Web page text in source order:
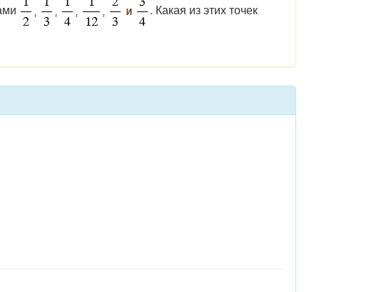
. Какая из этих точек